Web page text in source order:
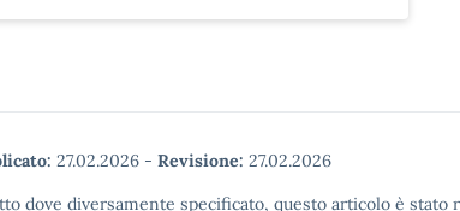
27.02.2026 - Revisione: 27.02.2026
dove diversamente specificato, questo articolo è stato